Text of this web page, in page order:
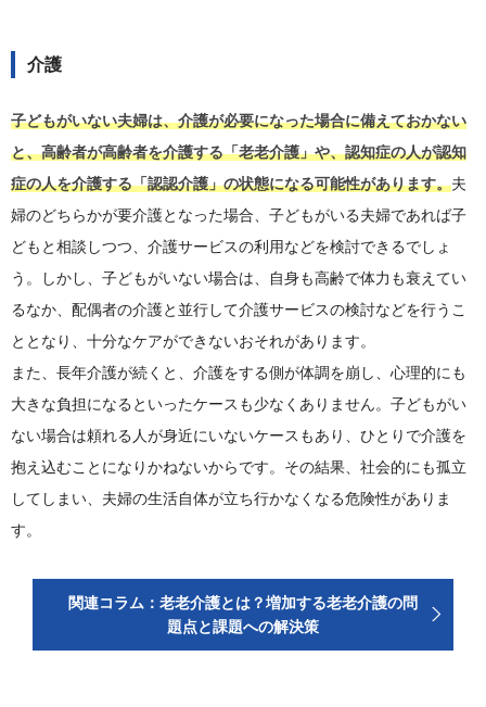
介護
子どもがいない夫婦は、介護が必要になった場合に備えておかない
と、高齢者が高齢者を介護する「老老介護」や、認知症の人が認知
症の人を介護する「認認介護」の状態になる可能性があります。夫
婦のどちらかが要介護となった場合、子どもがいる夫婦であれば子
どもと相談しつつ、介護サービスの利用などを検討できるでしょ
う。しかし、子どもがいない場合は、自身も高齢で体力も衰えてい
るなか、配偶者の介護と並行して介護サービスの検討などを行うこ
ととなり、十分なケアができないおそれがあります。
また、長年介護が続くと、介護をする側が体調を崩し、心理的にも
大きな負担になるといったケースも少なくありません。子どもがい
ない場合は頼れる人が身近にいないケースもあり、ひとりで介護を
抱え込むことになりかねないからです。その結果、社会的にも孤立
してしまい、夫婦の生活自体が立ち行かなくなる危険性がありま
す。
関連コラム：老老介護とは？増加する老老介護の問
題点と課題への解決策